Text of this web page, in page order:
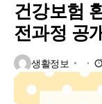
건강보험
전과정 공
생활정보